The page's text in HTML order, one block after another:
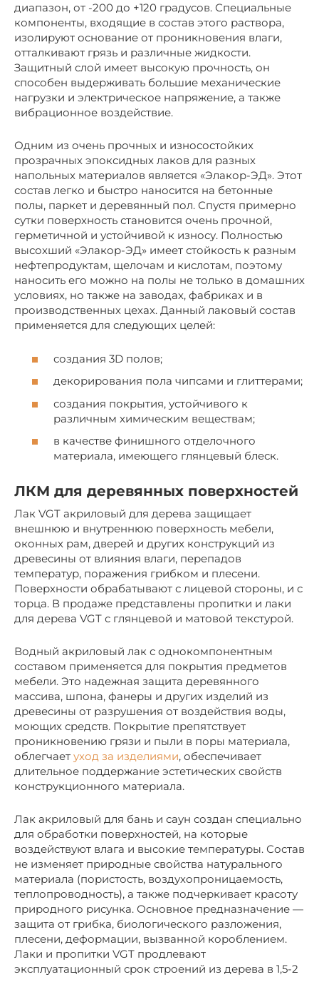
диапазон, от -200 до +120 градусов. Специальные
компоненты, входящие в состав этого раствора,
изолируют основание от проникновения влаги,
отталкивают грязь и различные жидкости.
Защитный слой имеет высокую прочность, он
способен выдерживать большие механические
нагрузки и электрическое напряжение, а также
вибрационное воздействие.
Одним из очень прочных и износостойких
прозрачных эпоксидных лаков для разных
напольных материалов является «Элакор-ЭД». Этот
состав легко и быстро наносится на бетонные
полы, паркет и деревянный пол. Спустя примерно
сутки поверхность становится очень прочной,
герметичной и устойчивой к износу. Полностью
высохший «Элакор-ЭД» имеет стойкость к разным
нефтепродуктам, щелочам и кислотам, поэтому
наносить его можно на полы не только в домашних
условиях, но также на заводах, фабриках и в
производственных цехах. Данный лаковый состав
применяется для следующих целей:
создания 3D полов;
декорирования пола чипсами и глиттерами;
создания покрытия, устойчивого к
различным химическим веществам;
в качестве финишного отделочного
материала, имеющего глянцевый блеск.
ЛКМ для деревянных поверхностей
Лак VGT акриловый для дерева защищает
внешнюю и внутреннюю поверхность мебели,
оконных рам, дверей и других конструкций из
древесины от влияния влаги, перепадов
температур, поражения грибком и плесени.
Поверхности обрабатывают с лицевой стороны, и с
торца. В продаже представлены пропитки и лаки
для дерева VGT с глянцевой и матовой текстурой.
Водный акриловый лак с однокомпонентным
составом применяется для покрытия предметов
мебели. Это надежная защита деревянного
массива, шпона, фанеры и других изделий из
древесины от разрушения от воздействия воды,
моющих средств. Покрытие препятствует
проникновению грязи и пыли в поры материала,
облегчает уход за изделиями, обеспечивает
длительное поддержание эстетических свойств
конструкционного материала.
Лак акриловый для бань и саун создан специально
для обработки поверхностей, на которые
воздействуют влага и высокие температуры. Состав
не изменяет природные свойства натурального
материала (пористость, воздухопроницаемость,
теплопроводность), а также подчеркивает красоту
природного рисунка. Основное предназначение —
защита от грибка, биологического разложения,
плесени, деформации, вызванной короблением.
Лаки и пропитки VGT продлевают
эксплуатационный срок строений из дерева в 1,5-2